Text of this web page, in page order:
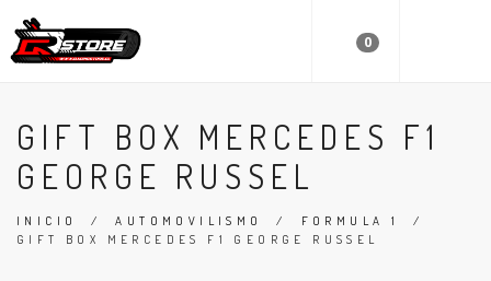
0
GIFT BOX MERCEDES F1
GEORGE RUSSEL
INICIO /AUTOMOVILISMO / FORMULA 1
/
GIFT BOX MERCEDES F1 GEORGE RUSSEL